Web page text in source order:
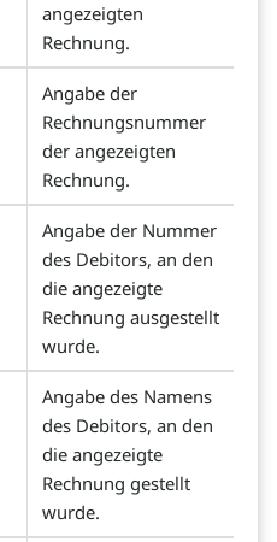
angezeigten
Rechnung.
Angabe der
Rechnungsnummer
der angezeigten
Rechnung.
Angabe der Nummer
des Debitors, an den
die angezeigte
Rechnung ausgestellt
wurde.
Angabe des Namens
des Debitors, an den
die angezeigte
Rechnung gestellt
wurde.